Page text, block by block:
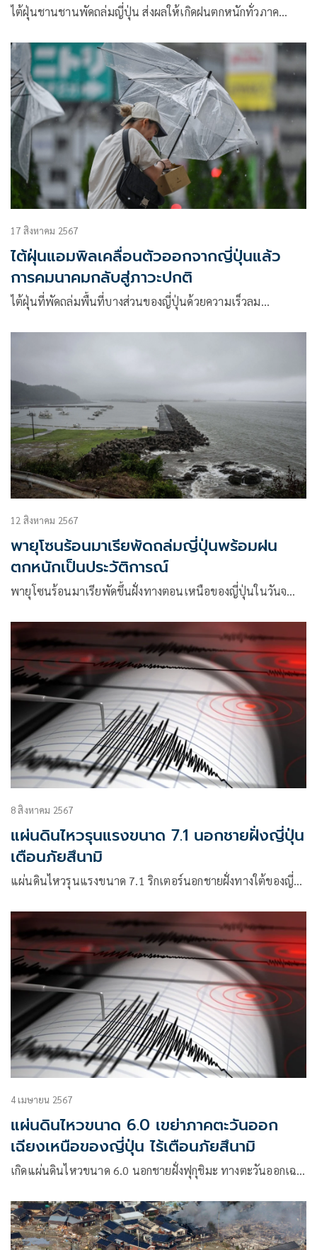
ไต้ฝุ่นชานชานพัดถล่มญี่ปุ่น ส่งผลให้เกิดฝนตกหนักทั่วภาค…
17 สิงหาคม 2567
ไต้ฝุ่นแอมพิลเคลื่อนตัวออกจากญี่ปุ่นแล้ว
การคมนาคมกลับสู่ภาวะปกติ
ไต้ฝุ่นที่พัดถล่มพื้นที่บางส่วนของญี่ปุ่นด้วยความเร็วลม…
12 สิงหาคม 2567
พายุโซนร้อนมาเรียพัดถล่มญี่ปุ่นพร้อมฝน
ตกหนักเป็นประวัติการณ์
พายุโซนร้อนมาเรียพัดขึ้นฝั่งทางตอนเหนือของญี่ปุ่นในวันจ…
8 สิงหาคม 2567
แผ่นดินไหวรุนแรงขนาด 7.1 นอกชายฝั่งญี่ปุ่น
เตือนภัยสึนามิ
แผ่นดินไหวรุนแรงขนาด 7.1 ริกเตอร์นอกชายฝั่งทางใต้ของญี่…
4 เมษายน 2567
แผ่นดินไหวขนาด 6.0 เขย่าภาคตะวันออก
เฉียงเหนือของญี่ปุ่น ไร้เตือนภัยสึนามิ
เกิดแผ่นดินไหวขนาด 6.0 นอกชายฝั่งฟุกุชิมะ ทางตะวันออกเฉ…